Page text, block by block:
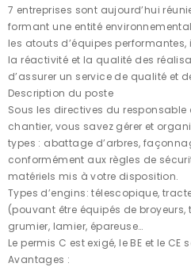
7 entreprises sont aujourd’hui
formant une entité
les atouts d’équipes
la réactivité et la qualité des
d’assurer un service de qualité et
Description du poste
Sous les directives du
chantier, vous savez gérer et
types : abattage d’arbres,
conformément aux règles de
matériels mis à votre disposition.
Types d’engins: télescopique,
(pouvant être équipés de broyeurs,
grumier, lamier, épareuse…
Le permis C est exigé, le BE et le CE
Avantages :